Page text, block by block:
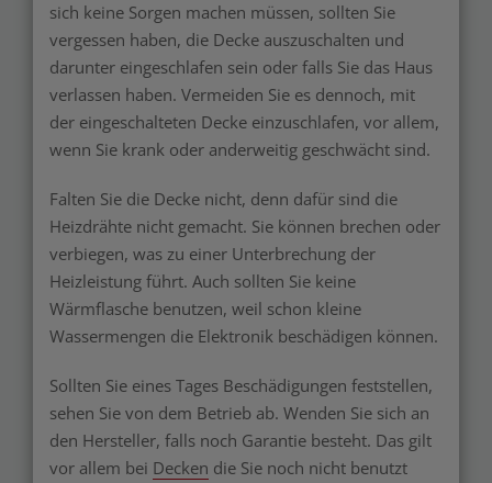
sich keine Sorgen machen müssen, sollten Sie
vergessen haben, die Decke auszuschalten und
darunter eingeschlafen sein oder falls Sie das Haus
verlassen haben. Vermeiden Sie es dennoch, mit
der eingeschalteten Decke einzuschlafen, vor allem,
wenn Sie krank oder anderweitig geschwächt sind.
Falten Sie die Decke nicht, denn dafür sind die
Heizdrähte nicht gemacht. Sie können brechen oder
verbiegen, was zu einer Unterbrechung der
Heizleistung führt. Auch sollten Sie keine
Wärmflasche benutzen, weil schon kleine
Wassermengen die Elektronik beschädigen können.
Sollten Sie eines Tages Beschädigungen feststellen,
sehen Sie von dem Betrieb ab. Wenden Sie sich an
den Hersteller, falls noch Garantie besteht. Das gilt
vor allem bei Decken die Sie noch nicht benutzt